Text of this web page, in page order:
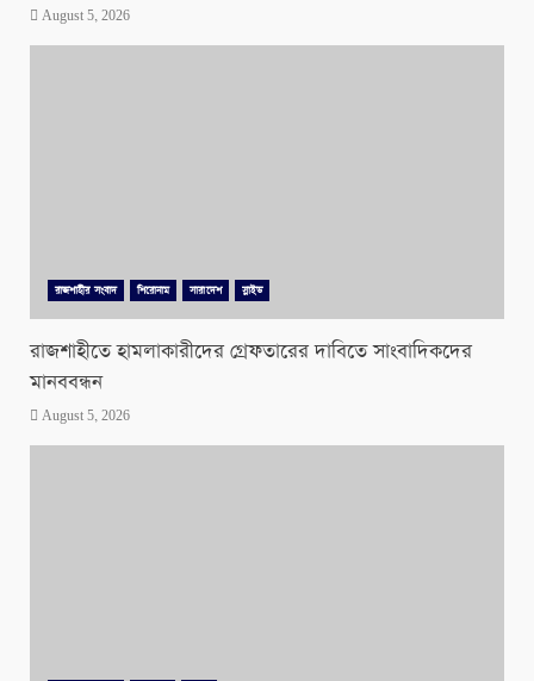
August 5, 2026
রাজশাহীর সংবাদ শিরোনাম সারাদেশ স্লাইড
রাজশাহীতে হামলাকারীদের গ্রেফতারের দাবিতে সাংবাদিকদের
মানববন্ধন
August 5, 2026